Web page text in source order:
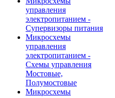
управления
электропитанием -
Супервизоры питания
Микросхемы
управления
электропитанием -
Схемы управления
Мостовые,
Полумостовые
Микросхемы